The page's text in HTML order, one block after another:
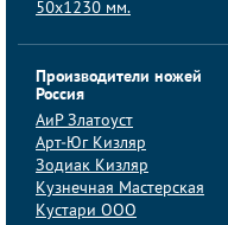
50x1230 мм.
Производители ножей
Россия
АиP Златоуст
Арт-Юг Кизляр
Зодиак Кизляр
Кузнечная Мастерская
Кустари ООО